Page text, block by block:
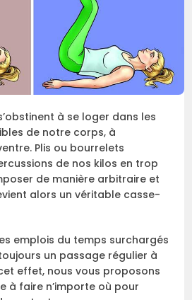
à se loger dans les
de notre corps, à
Plis ou bourrelets
de nos kilos en trop
de manière arbitraire et
alors un véritable casse-
emplois du temps surchargés
un passage régulier à
effet, nous vous proposons
à faire n’importe où pour